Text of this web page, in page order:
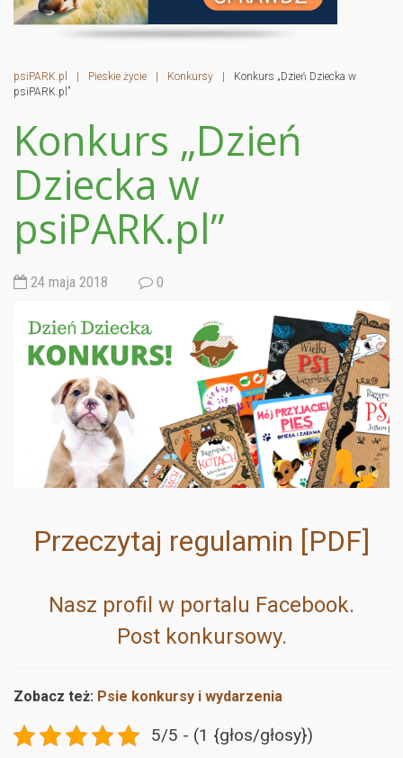
psiPARK.pl | Pieskie życie | Konkursy |
Konkurs „Dzień Dziecka w
psiPARK.pl”
Konkurs „Dzień
Dziecka w
psiPARK.pl”
24 maja 2018 0
Przeczytaj regulamin [PDF]
Nasz profil w portalu Facebook.
Post konkursowy.
Zobacz też: Psie konkursy i wydarzenia
5/5 - (1 {głos/głosy})